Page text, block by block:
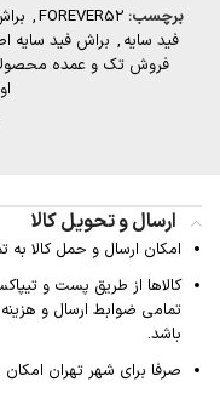
برچسب: FOREVER52
,
فید سایه , براش فید سایه
فروش تک و عمده محصولات
ارسال و تحویل کالا
امکان ارسال و حمل کالا به
کالاها از طریق پست و
تمامی ضوابط ارسال و
باشد.
صرفا برای شهر تهران